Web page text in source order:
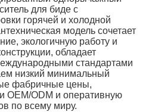
для биде с
горячей и холодной
модель сочетает
экологичную работу и
обладает
стандартами
низкий минимальный
фабричные цены,
OEM/ODM и оперативную
по всему миру.